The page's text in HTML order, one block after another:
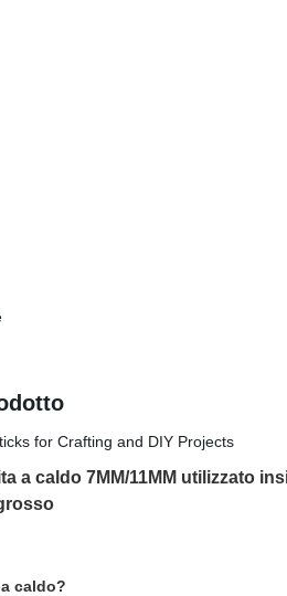
a caldo 7MM/11MM utilizzato
caldo?